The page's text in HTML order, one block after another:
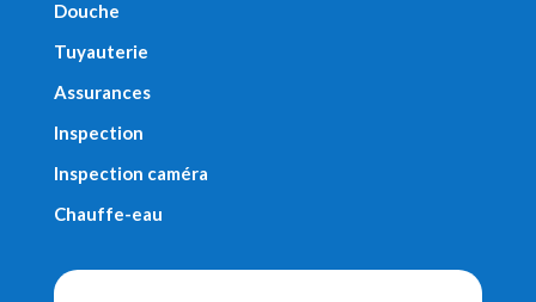
Douche
Tuyauterie
Assurances
Inspection
Inspection caméra
Chauffe-eau